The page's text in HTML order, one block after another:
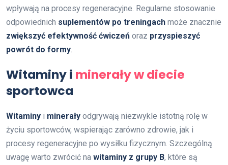
wpływają na procesy regeneracyjne. Regularne stosowanie
odpowiednich suplementów po treningach może znacznie
zwiększyć efektywność ćwiczeń oraz przyspieszyć
powrót do formy.
Witaminy i minerały w diecie
sportowca
Witaminy i minerały odgrywają niezwykle istotną rolę w
życiu sportowców, wspierając zarówno zdrowie, jak i
procesy regeneracyjne po wysiłku fizycznym. Szczególną
uwagę warto zwrócić na witaminy z grupy B, które są